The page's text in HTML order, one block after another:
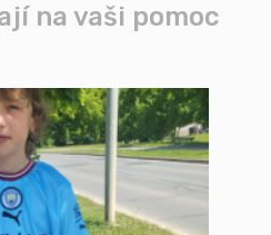
na vaši pomoc